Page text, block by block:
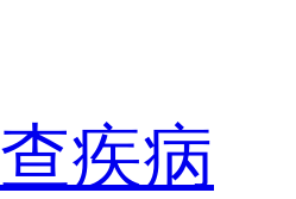
查疾病